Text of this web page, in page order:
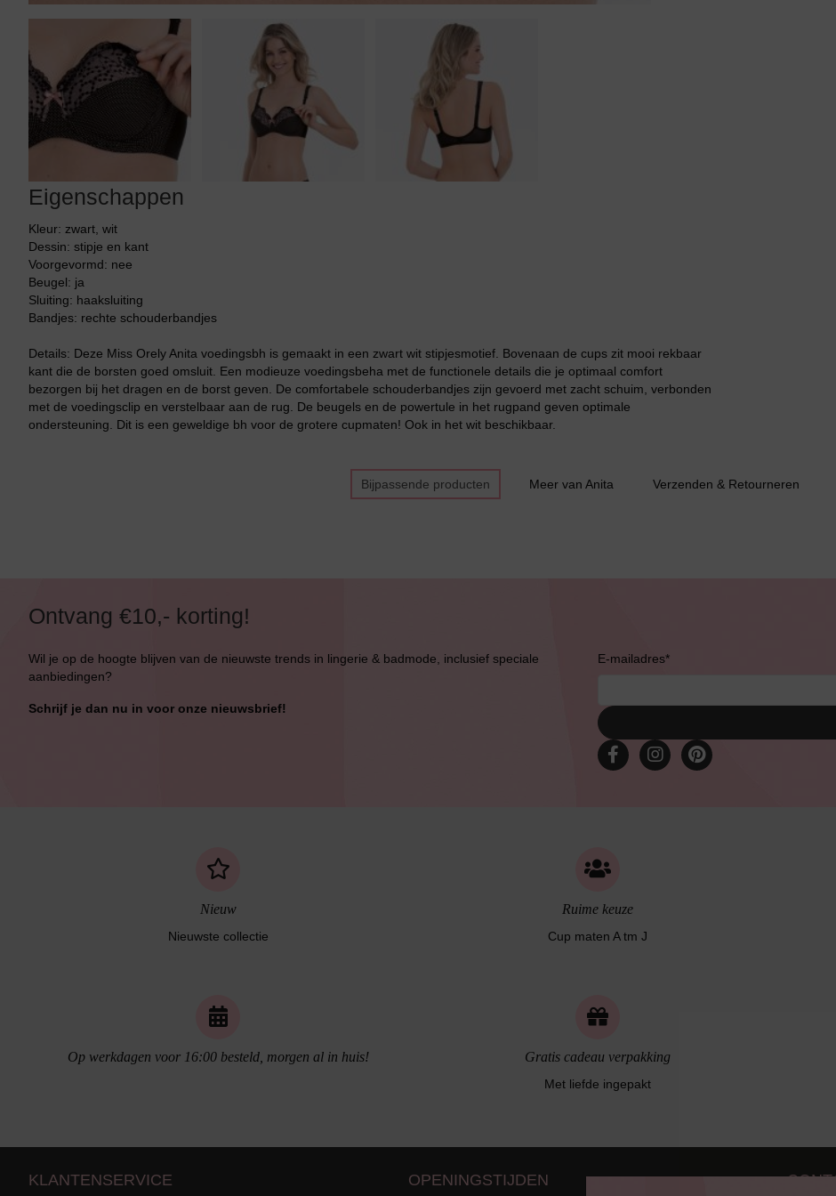
Eigenschappen
Kleur: zwart, wit
Dessin: stipje en kant
Voorgevormd: nee
Beugel: ja
Sluiting: haaksluiting
Bandjes: rechte schouderbandjes
Details: Deze Miss Orely Anita voedingsbh is gemaakt in een zwart wit stipjesmotief. Bovenaan de cups zit mooi rekbaar
kant die de borsten goed omsluit. Een modieuze voedingsbeha met de functionele details die je optimaal comfort
bezorgen bij het dragen en de borst geven. De comfortabele schouderbandjes zijn gevoerd met zacht schuim, verbonden
met de voedingsclip en verstelbaar aan de rug. De beugels en de powertule in het rugpand geven optimale
ondersteuning. Dit is een geweldige bh voor de grotere cupmaten! Ook in het wit beschikbaar.
Bijpassende producten Meer van Anita Verzenden & Retourneren
Ontvang €10,- korting!
Wil je op de hoogte blijven van de nieuwste trends in lingerie & badmode, inclusief speciale
aanbiedingen?
Schrijf je dan nu in voor onze nieuwsbrief!
E-mailadres*
Nieuw
Nieuwste collectie
Ruime keuze
Cup maten A tm J
Op werkdagen voor 16:00 besteld, morgen al in huis! Gratis cadeau verpakking
Met liefde ingepakt
KLANTENSERVICE OPENINGSTIJDEN
Bestsellers
Bikini top
terug
Alle Bikini’s
Bikini Top
Bikini Push-Up